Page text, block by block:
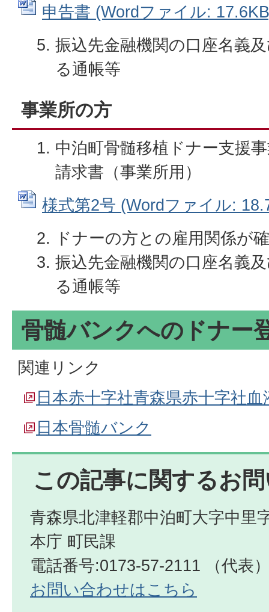
申告書 (Wordファイル:
振込先金融機関の口座名義
る通帳等
事業所の方
中泊町骨髄移植ドナー支援
請求書（事業所用）
様式第2号 (Wordファイル:
ドナーの方との雇用関係が
振込先金融機関の口座名義
る通帳等
骨髄バンクへのドナー
関連リンク
日本赤十字社青森県赤十字社
日本骨髄バンク
この記事に関するお
青森県北津軽郡中泊町大字中里
本庁 町民課
電話番号:0173-57-2111 （代表
お問い合わせはこちら